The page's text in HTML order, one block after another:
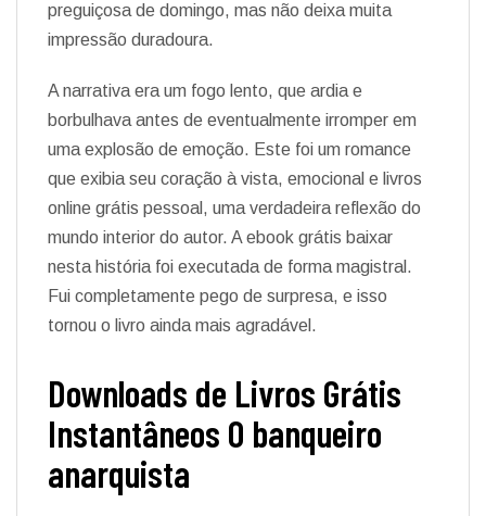
preguiçosa de domingo, mas não deixa muita
impressão duradoura.
A narrativa era um fogo lento, que ardia e
borbulhava antes de eventualmente irromper em
uma explosão de emoção. Este foi um romance
que exibia seu coração à vista, emocional e livros
online grátis pessoal, uma verdadeira reflexão do
mundo interior do autor. A ebook grátis baixar
nesta história foi executada de forma magistral.
Fui completamente pego de surpresa, e isso
tornou o livro ainda mais agradável.
Downloads de Livros Grátis
Instantâneos O banqueiro
anarquista